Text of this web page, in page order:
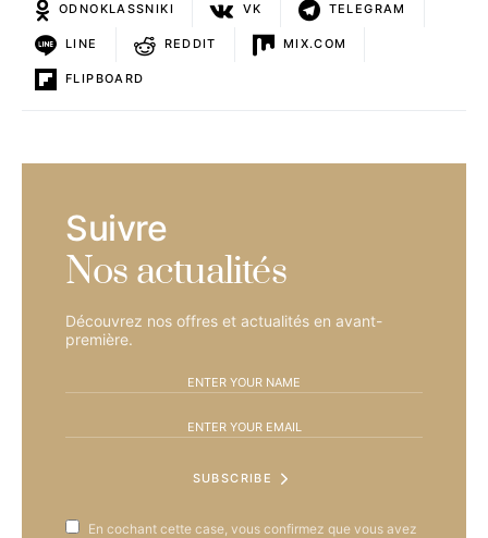
ODNOKLASSNIKI VK TELEGRAM
LINE REDDIT MIX.COM
FLIPBOARD
Suivre
Nos actualités
Découvrez nos offres et actualités en avant-
première.
SUBSCRIBE
En cochant cette case, vous confirmez que vous avez